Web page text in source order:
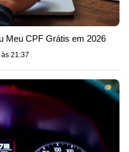
Meu CPF Grátis em 2026
21:37